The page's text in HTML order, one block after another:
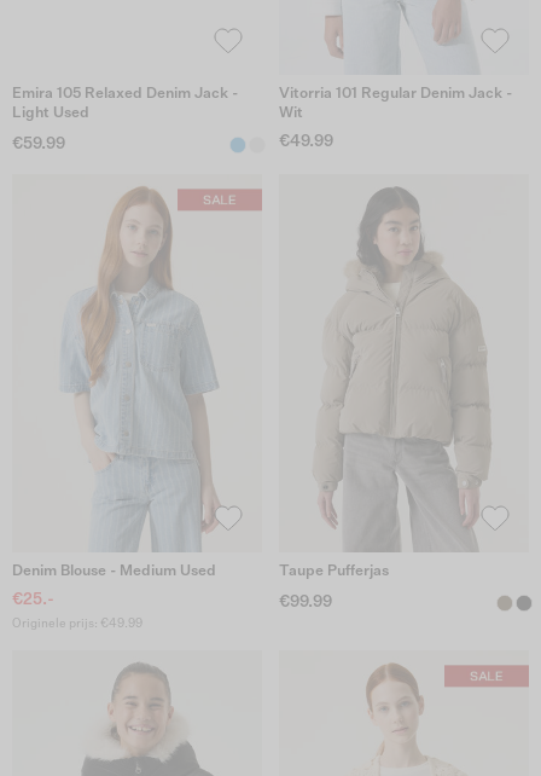
Emira 105 Relaxed Denim Jack -
Light Used
€59.99
Vitorria 101 Regular Denim Jack -
Wit
€49.99
Denim Blouse - Medium Used
€25.-
Originele prijs: €49.99
Taupe Pufferjas
€99.99